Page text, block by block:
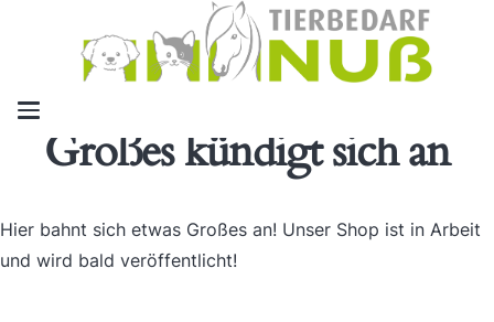
Großes kündigt sich an
Hier bahnt sich etwas Großes an! Unser Shop ist in Arbeit
und wird bald veröffentlicht!